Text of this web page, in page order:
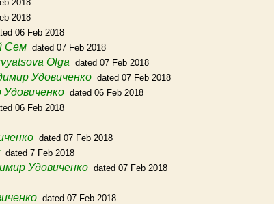
2018
2018
06 Feb 2018
Сем dated 07 Feb 2018
Olga dated 07 Feb 2018
Удовиченко dated 07 Feb 2018
dated 06 Feb 2018
06 Feb 2018
dated 07 Feb 2018
dated 7 Feb 2018
Удовиченко dated 07 Feb 2018
dated 07 Feb 2018